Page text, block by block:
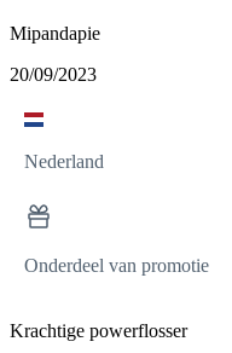
Mipandapie
20/09/2023
Nederland
Onderdeel van promotie
Krachtige powerflosser